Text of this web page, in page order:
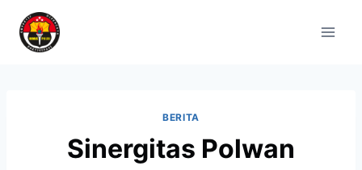
BERITA
Sinergitas Polwan